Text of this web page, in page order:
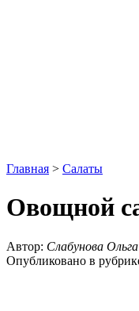
Главная > Салаты
Овощной
Автор: Слабунова Ольга
Опубликовано в